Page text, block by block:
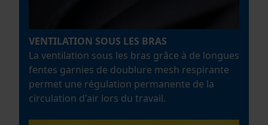
VENTILATION SOUS LES BRAS
La ventilation sous les bras grâce à de longues
fentes garnies de doublure mesh respirante
permet une régulation permanente de la
circulation d'air lors du travail.
Page d'accueil personnalisée
Panier sauvegardé
Salutation personnelle
Géo-IP et détection des
utilisateurs